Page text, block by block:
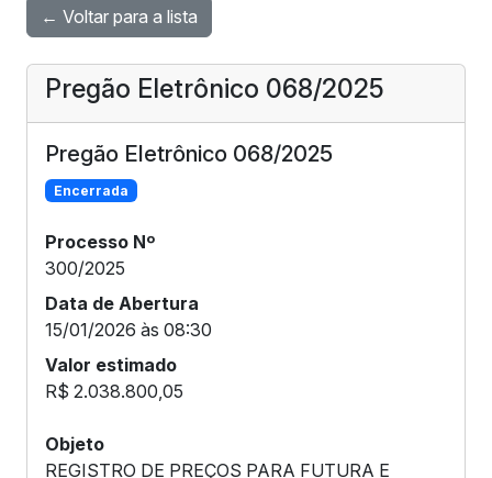
← Voltar para a lista
Pregão Eletrônico 068/2025
Pregão Eletrônico 068/2025
Encerrada
Processo Nº
300/2025
Data de Abertura
15/01/2026 às 08:30
Valor estimado
R$ 2.038.800,05
Objeto
REGISTRO DE PREÇOS PARA FUTURA E